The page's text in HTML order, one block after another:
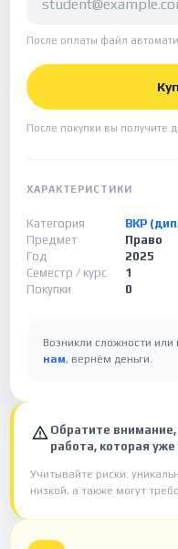
После оплаты файл
После покупки вы получите
ХАРАКТЕРИСТИКИ
Категория
ВКР
Предмет
Право
Год
2025
Семестр / курс
1
Покупки
0
Возникли сложности или
нам, вернём деньги.
Обратите внимание,
работа, которая
Учитывайте риски:
низкой, а также могут